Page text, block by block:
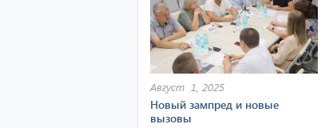
Август 1, 2025
Новый зампред и новые
вызовы